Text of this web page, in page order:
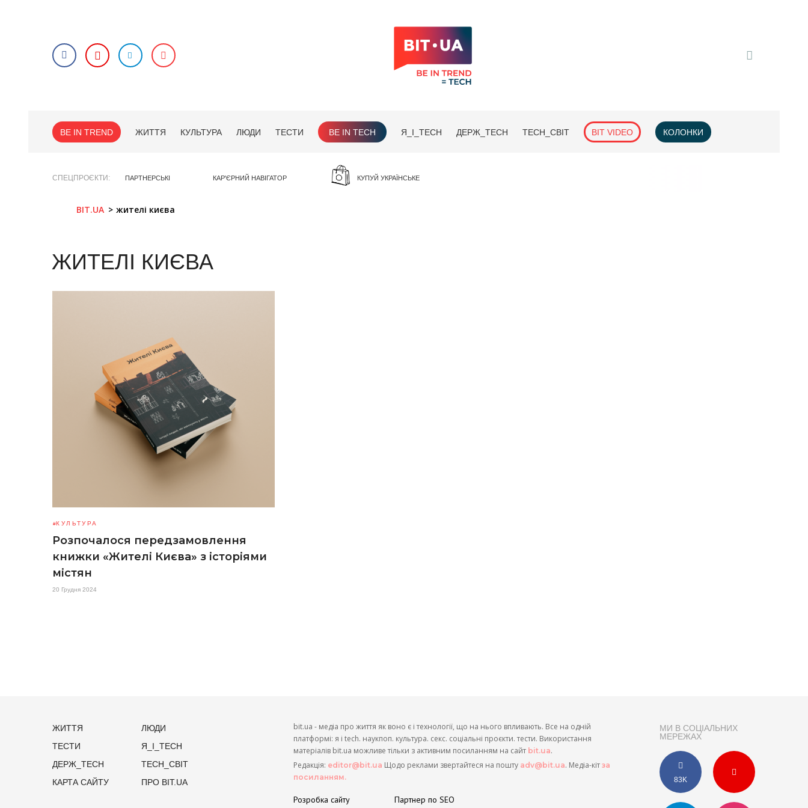
BE IN TREND ЖИТТЯ КУЛЬТУРА ЛЮДИ ТЕСТИ BE IN TECH Я_І_TECH ДЕРЖ_TECH TECH_СВІТ BIT VIDEO КОЛОНКИ
СПЕЦПРОЄКТИ ПАРТНЕРСЬКІ КАР'ЄРНИЙ НАВІГАТОР КУПУЙ УКРАЇНСЬКЕ
BIT.UA жителі києва
ЖИТЕЛІ КИЄВА
КУЛЬТУРА
Розпочалося передзамовлення
книжки «Жителі Києва» з історіями
містян
20 Грудня 2024
ЖИТТЯ
ЛЮДИ
ТЕСТИ
Я_І_TECH
ДЕРЖ_TECH
TECH_СВІТ
КАРТА САЙТУ
ПРО BIT.UA
МИ В СОЦІАЛЬНИХ
МЕРЕЖАХ
83K
bit.ua - медіа про життя як воно є і технології, що на нього впливають. Все на одній
платформі: я і tech. наукпоп. культура. секс. соціальні проєкти. тести. Використання
матеріалів bit.ua можливе тільки з активним посиланням на сайт bit.ua.
Редакція: editor@bit.ua Щодо реклами звертайтеся на пошту adv@bit.ua. Медіа-кіт за
посиланням.
Розробка сайту Партнер по SEO